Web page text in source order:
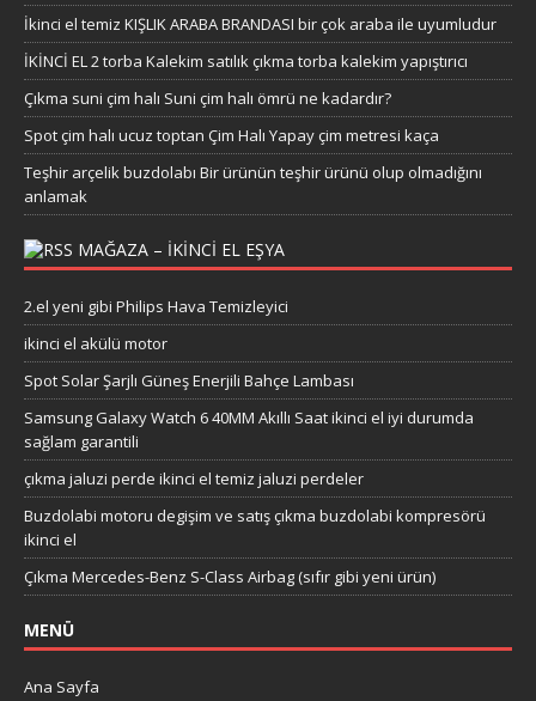
İkinci el temiz KIŞLIK ARABA BRANDASI bir çok araba ile uyumludur
İKİNCİ EL 2 torba Kalekim satılık çıkma torba kalekim yapıştırıcı
Çıkma suni çim halı Suni çim halı ömrü ne kadardır?
Spot çim halı ucuz toptan Çim Halı Yapay çim metresi kaça
Teşhir arçelik buzdolabı Bir ürünün teşhir ürünü olup olmadığını
anlamak
MAĞAZA – IKINCI EL EŞYA
2.el yeni gibi Philips Hava Temizleyici
ikinci el akülü motor
Spot Solar Şarjlı Güneş Enerjili Bahçe Lambası
Samsung Galaxy Watch 6 40MM Akıllı Saat ikinci el iyi durumda
sağlam garantili
çıkma jaluzi perde ikinci el temiz jaluzi perdeler
Buzdolabi motoru degişim ve satış çıkma buzdolabi kompresörü
ikinci el
Çıkma Mercedes-Benz S-Class Airbag (sıfır gibi yeni ürün)
MENÜ
Ana Sayfa